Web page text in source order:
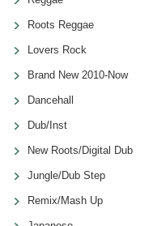
Roots Reggae
Lovers Rock
Brand New 2010-Now
Dancehall
Dub/Inst
New Roots/Digital Dub
Jungle/Dub Step
Remix/Mash Up